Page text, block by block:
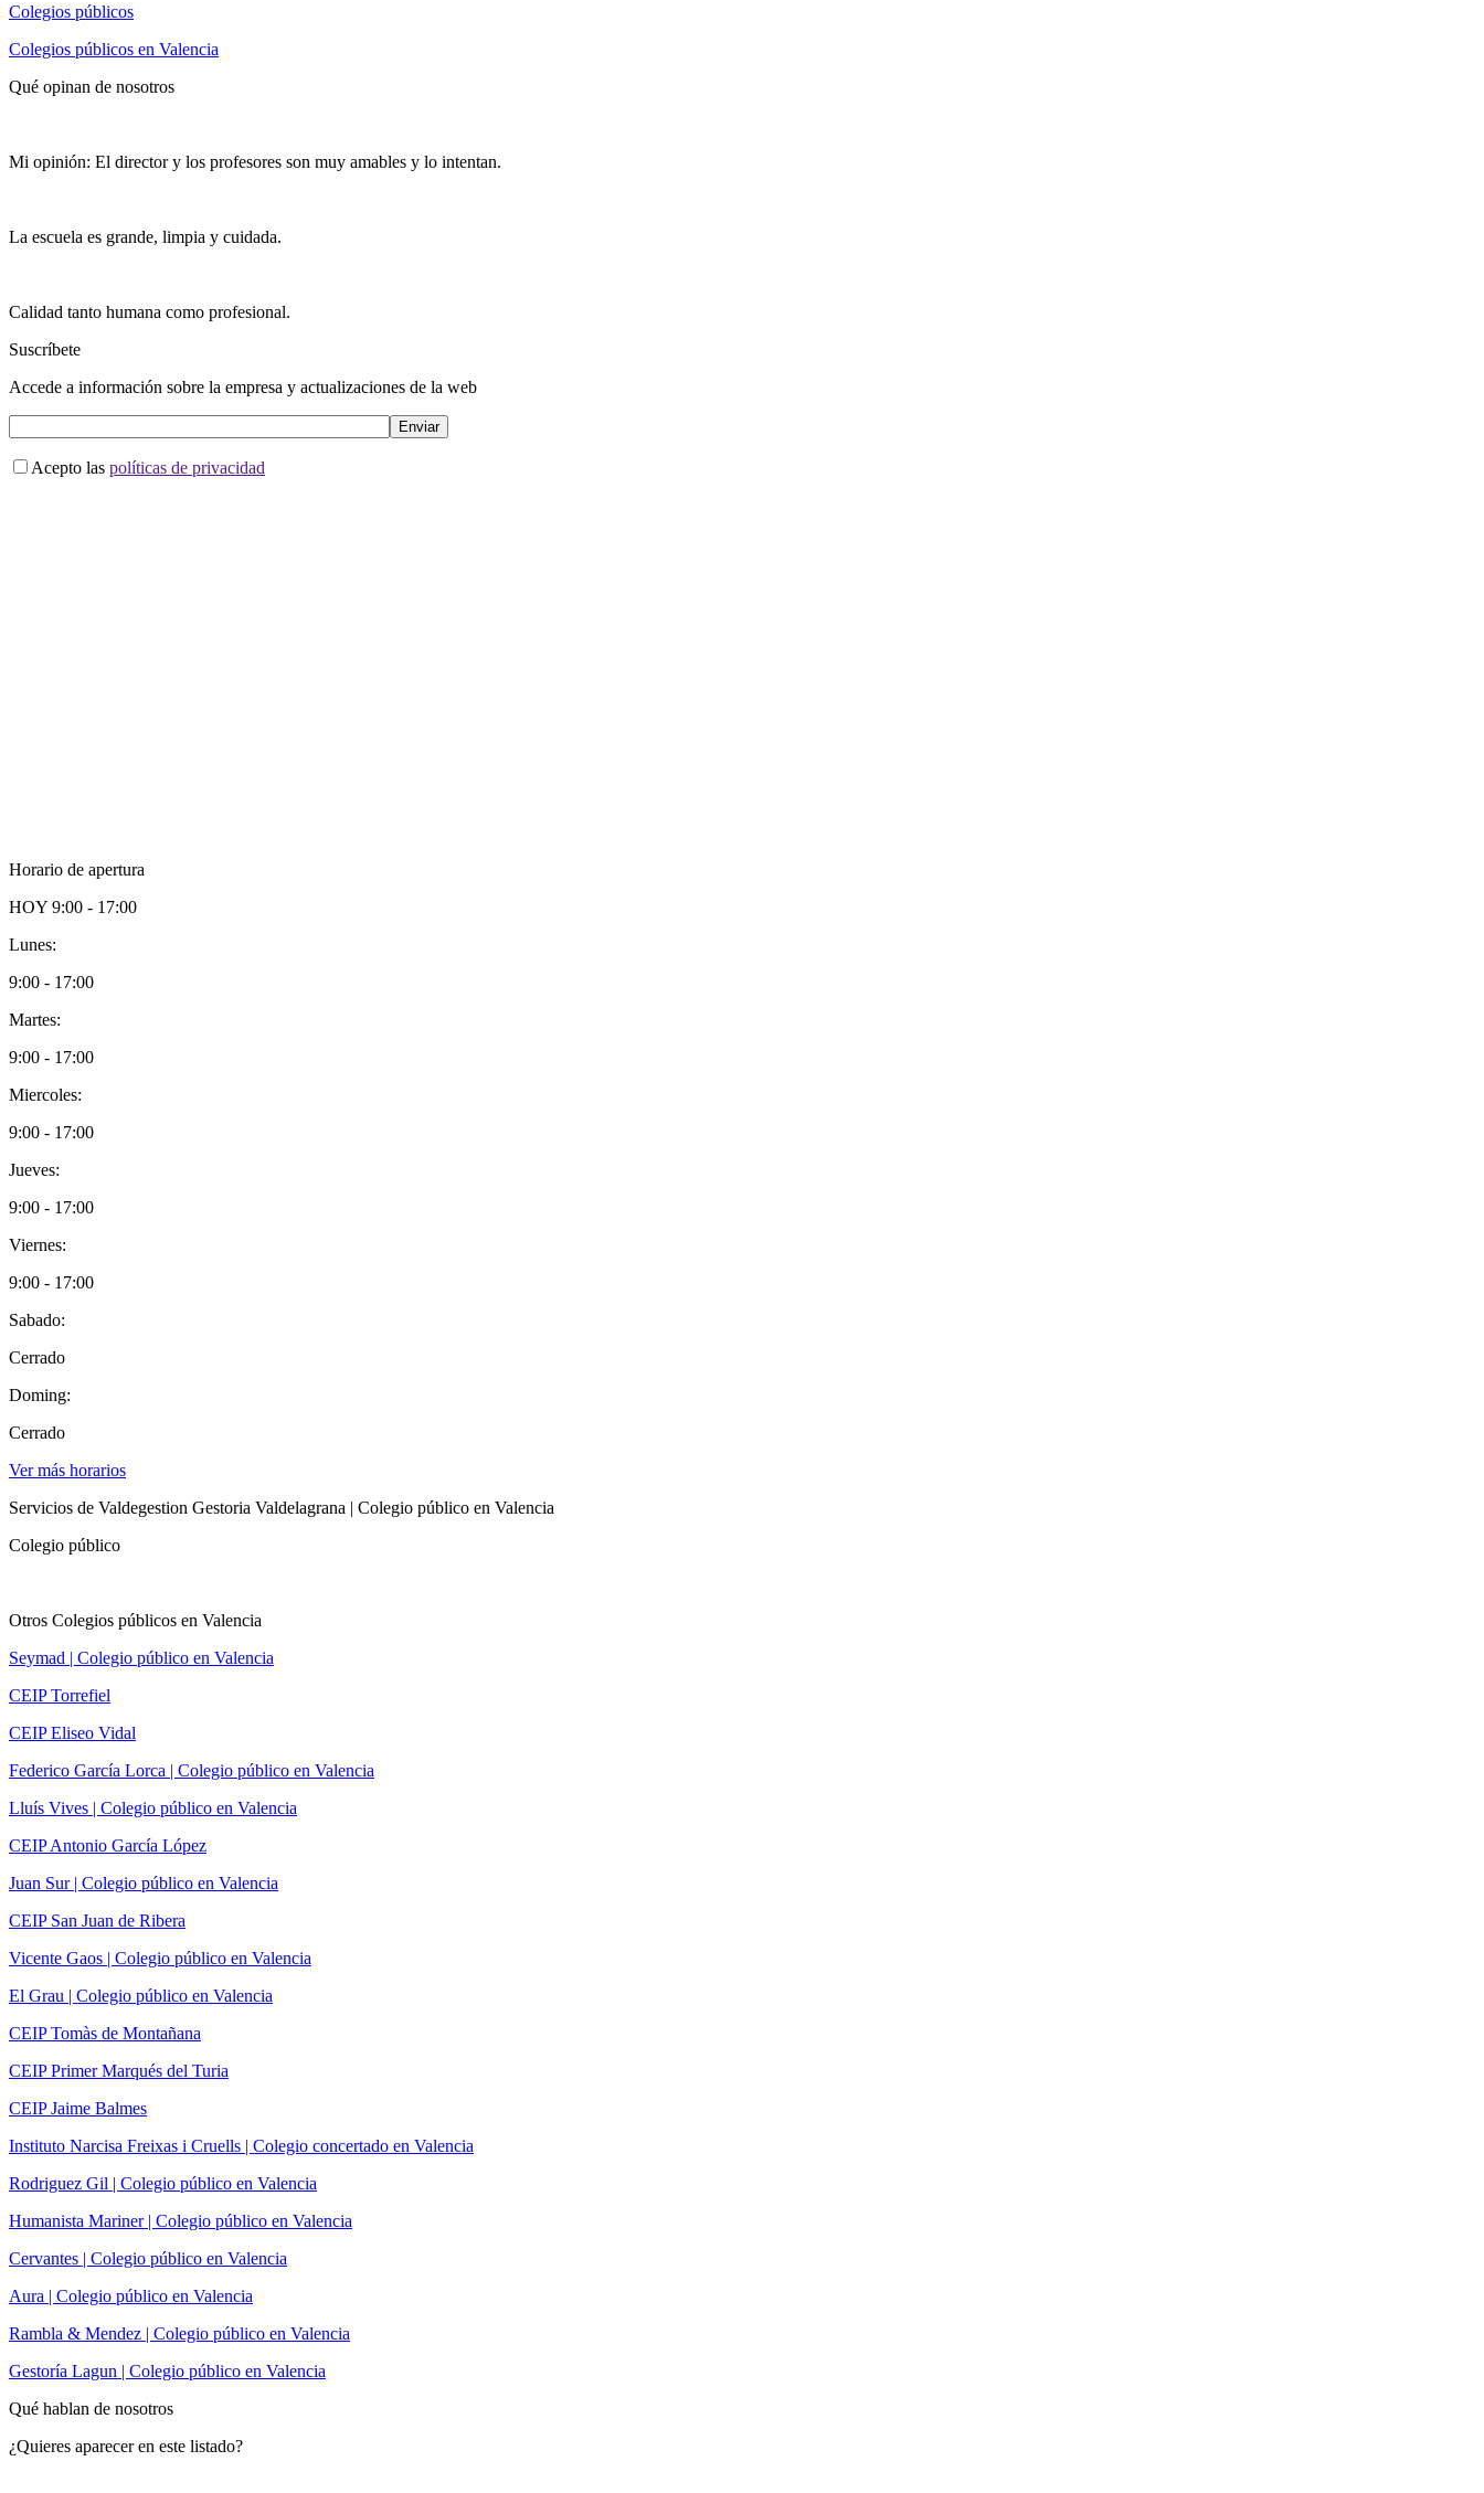
Colegios públicos
Colegios públicos en Valencia
Qué opinan de nosotros
Mi opinión: El director y los profesores son muy amables y lo intentan.
La escuela es grande, limpia y cuidada.
Calidad tanto humana como profesional.
Suscríbete
Accede a información sobre la empresa y actualizaciones de la web
Acepto las políticas de privacidad
Horario de apertura
HOY 9:00 - 17:00
Lunes:
9:00 - 17:00
Martes:
9:00 - 17:00
Miercoles:
9:00 - 17:00
Jueves:
9:00 - 17:00
Viernes:
9:00 - 17:00
Sabado:
Cerrado
Doming:
Cerrado
Ver más horarios
Servicios de Valdegestion Gestoria Valdelagrana | Colegio público en Valencia
Colegio público
Otros Colegios públicos en Valencia
Seymad | Colegio público en Valencia
CEIP Torrefiel
CEIP Eliseo Vidal
Federico García Lorca | Colegio público en Valencia
Lluís Vives | Colegio público en Valencia
CEIP Antonio García López
Juan Sur | Colegio público en Valencia
CEIP San Juan de Ribera
Vicente Gaos | Colegio público en Valencia
El Grau | Colegio público en Valencia
CEIP Tomàs de Montañana
CEIP Primer Marqués del Turia
CEIP Jaime Balmes
Instituto Narcisa Freixas i Cruells | Colegio concertado en Valencia
Rodriguez Gil | Colegio público en Valencia
Humanista Mariner | Colegio público en Valencia
Cervantes | Colegio público en Valencia
Aura | Colegio público en Valencia
Rambla & Mendez | Colegio público en Valencia
Gestoría Lagun | Colegio público en Valencia
Qué hablan de nosotros
¿Quieres aparecer en este listado?